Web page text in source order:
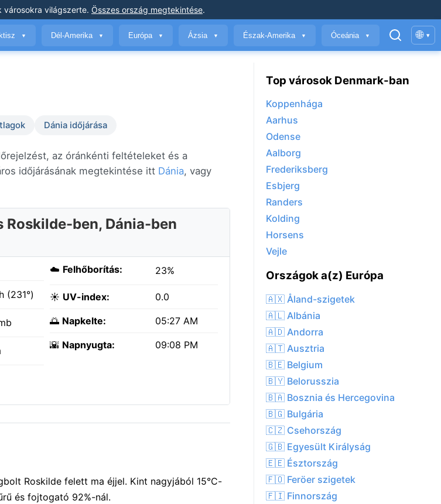
városokra világszerte. Összes ország megtekintése.
▼ Dél-Amerika ▼ Európa ▼ Ázsia ▼ Észak-Amerika ▼ Óceánia ▼ 🌐 ▾
Dánia időjárása
az óránkénti feltételeket és a
időjárásának megtekintése itt Dánia, vagy
ben, Dánia-ben
(231°)
☁️ Felhőborítás: 23%
☀️ UV-index: 0.0
🌅 Napkelte: 05:27 AM
🌇 Napnyugta: 09:08 PM
Roskilde felett ma éjjel. Kint nagyjából 15°C-
és fojtogató 92%-nál.
Top városok Denmark-ban
Koppenhága
Aarhus
Odense
Aalborg
Frederiksberg
Esbjerg
Randers
Kolding
Horsens
Vejle
Országok a(z) Európa
🇦🇽 Åland-szigetek
🇦🇱 Albánia
🇦🇩 Andorra
🇦🇹 Ausztria
🇧🇪 Belgium
🇧🇾 Belorusszia
🇧🇦 Bosznia és Hercegovina
🇧🇬 Bulgária
🇨🇿 Csehország
🇬🇧 Egyesült Királyság
🇪🇪 Észtország
🇫🇴 Feröer szigetek
🇫🇮 Finnország